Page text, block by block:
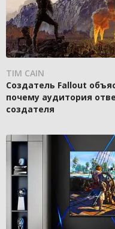
TIM CAIN
Создатель Fallout
почему аудитория
создателя